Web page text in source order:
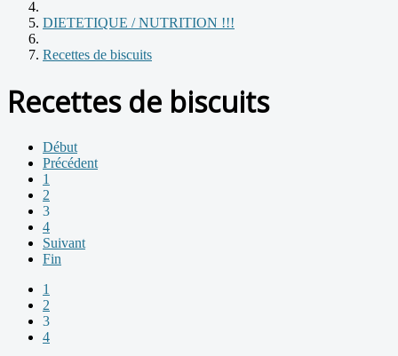
DIETETIQUE / NUTRITION !!!
Recettes de biscuits
Recettes de biscuits
Début
Précédent
1
2
3
4
Suivant
Fin
1
2
3
4